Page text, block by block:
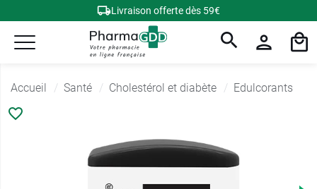
Livraison offerte dès 59€
Accueil Santé Cholestérol et diabète Edulcorants